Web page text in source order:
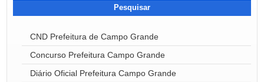
CND Prefeitura de Campo Grande
Concurso Prefeitura Campo Grande
Diário Oficial Prefeitura Campo Grande